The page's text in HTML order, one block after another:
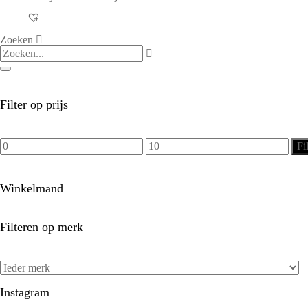
Zoeken
Filter op prijs
Min.
prijs
Max.
prijs
Winkelmand
Filteren op merk
Instagram